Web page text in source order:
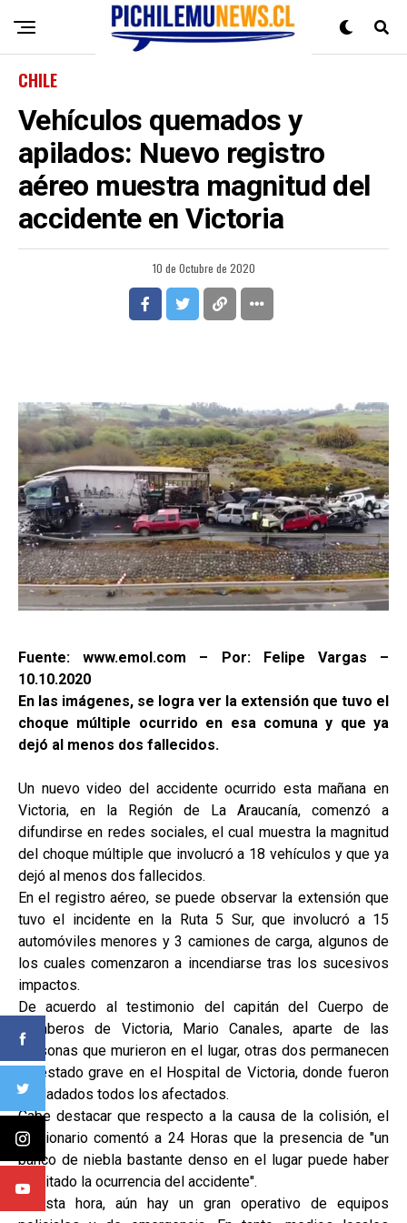
CHILE
Vehículos quemados y
apilados: Nuevo registro
aéreo muestra magnitud del
accidente en Victoria
10 de Octubre de 2020
Fuente: www.emol.com – Por: Felipe Vargas –
10.10.2020
En las imágenes, se logra ver la extensión que tuvo el
choque múltiple ocurrido en esa comuna y que ya
dejó al menos dos fallecidos.
Un nuevo video del accidente ocurrido esta mañana en
Victoria, en la Región de La Araucanía, comenzó a
difundirse en redes sociales, el cual muestra la magnitud
del choque múltiple que involucró a 18 vehículos y que ya
dejó al menos dos fallecidos.
En el registro aéreo, se puede observar la extensión que
tuvo el incidente en la Ruta 5 Sur, que involucró a 15
automóviles menores y 3 camiones de carga, algunos de
los cuales comenzaron a incendiarse tras los sucesivos
impactos.
De acuerdo al testimonio del capitán del Cuerpo de
Bomberos de Victoria, Mario Canales, aparte de las
personas que murieron en el lugar, otras dos permanecen
en estado grave en el Hospital de Victoria, donde fueron
trasladados todos los afectados.
Cabe destacar que respecto a la causa de la colisión, el
funcionario comentó a 24 Horas que la presencia de "un
banco de niebla bastante denso en el lugar puede haber
facilitado la ocurrencia del accidente".
A esta hora, aún hay un gran operativo de equipos